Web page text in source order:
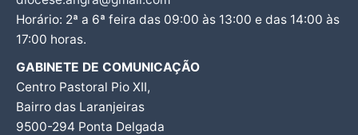
Horário: 2ª a 6ª feira das 09:00 às 13:00 e das 14:00 às
17:00 horas.
GABINETE DE COMUNICAÇÃO
Centro Pastoral Pio XII,
Bairro das Laranjeiras
9500-294 Ponta Delgada